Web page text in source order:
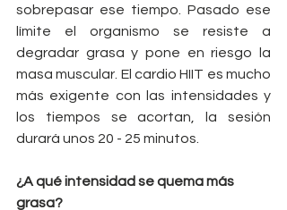
sobrepasar ese tiempo. Pasado ese
límite el organismo se resiste a
degradar grasa y pone en riesgo la
masa muscular. El cardio HIIT es mucho
más exigente con las intensidades y
los tiempos se acortan, la sesión
durará unos 20 - 25 minutos.
¿A qué intensidad se quema más
grasa?